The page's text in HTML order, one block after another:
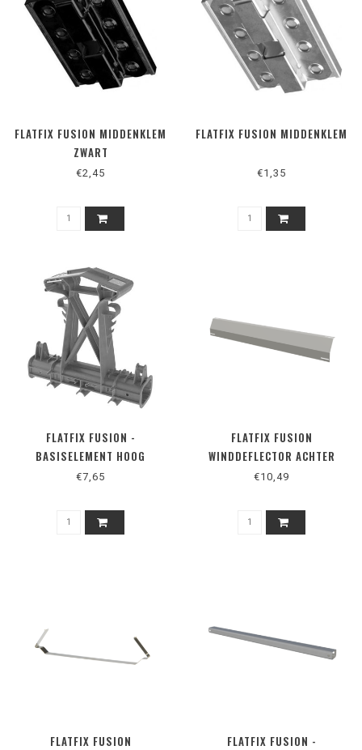
FLATFIX FUSION MIDDENKLEM
ZWART
€2,45
FLATFIX FUSION MIDDENKLEM
€1,35
FLATFIX FUSION -
BASISELEMENT HOOG
€7,65
FLATFIX FUSION
WINDDEFLECTOR ACHTER
1700-2019
€10,49
FLATFIX FUSION
FLATFIX FUSION -